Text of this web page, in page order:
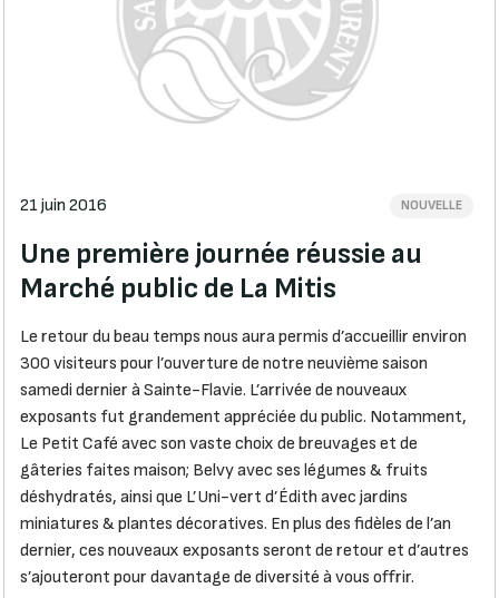
21 juin 2016 NOUVELLE
Une première journée réussie au
Marché public de La Mitis
Le retour du beau temps nous aura permis d’accueillir environ
300 visiteurs pour l’ouverture de notre neuvième saison
samedi dernier à Sainte-Flavie. L’arrivée de nouveaux
exposants fut grandement appréciée du public. Notamment,
Le Petit Café avec son vaste choix de breuvages et de
gâteries faites maison; Belvy avec ses légumes & fruits
déshydratés, ainsi que L’Uni-vert d’Édith avec jardins
miniatures & plantes décoratives. En plus des fidèles de l’an
dernier, ces nouveaux exposants seront de retour et d’autres
s’ajouteront pour davantage de diversité à vous offrir.